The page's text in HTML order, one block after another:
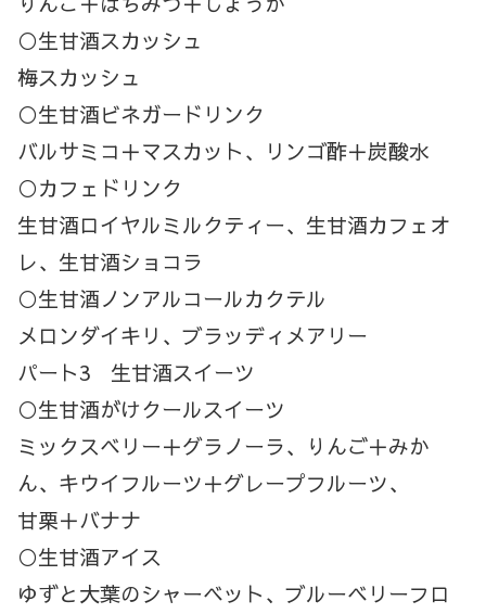
○生甘酒スカッシュ
梅スカッシュ
○生甘酒ビネガードリンク
バルサミコ＋マスカット、リンゴ酢＋炭酸水
○カフェドリンク
生甘酒ロイヤルミルクティー、生甘酒カフェオ
レ、生甘酒ショコラ
○生甘酒ノンアルコールカクテル
メロンダイキリ、ブラッディメアリー
パート3 生甘酒スイーツ
○生甘酒がけクールスイーツ
ミックスベリー＋グラノーラ、りんご＋みか
ん、キウイフルーツ＋グレープフルーツ、
甘栗＋バナナ
○生甘酒アイス
ゆずと大葉のシャーベット、ブルーベリーフロ